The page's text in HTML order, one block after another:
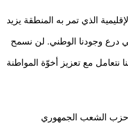
الذي تمر به المنطقة يزيد
هي درع وجودنا الوطني. لن نسمح
مع تعزيز أخوّة المواطنة
حزب الشعب الجمهوري